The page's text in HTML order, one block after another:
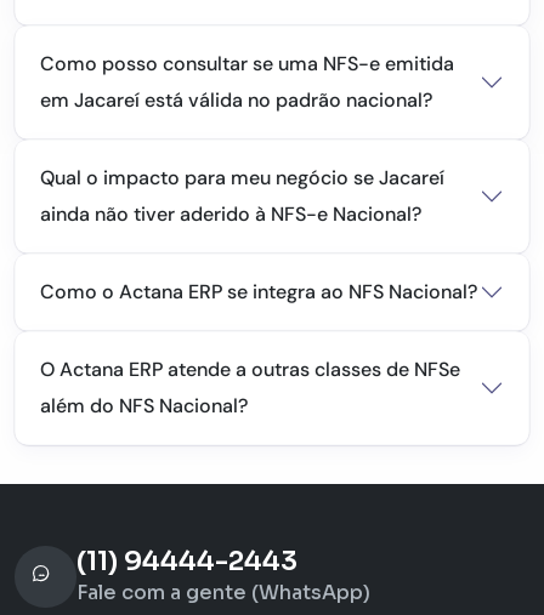
Como posso consultar se uma NFS-e emitida
em Jacareí está válida no padrão nacional?
Qual o impacto para meu negócio se Jacareí
ainda não tiver aderido à NFS-e Nacional?
Como o Actana ERP se integra ao NFS Nacional?
O Actana ERP atende a outras classes de NFSe
além do NFS Nacional?
(11) 94444-2443
Fale com a gente (WhatsApp)